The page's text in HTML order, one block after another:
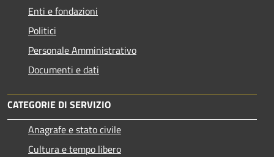
Enti e fondazioni
Politici
Personale Amministrativo
Documenti e dati
CATEGORIE DI SERVIZIO
Anagrafe e stato civile
Cultura e tempo libero